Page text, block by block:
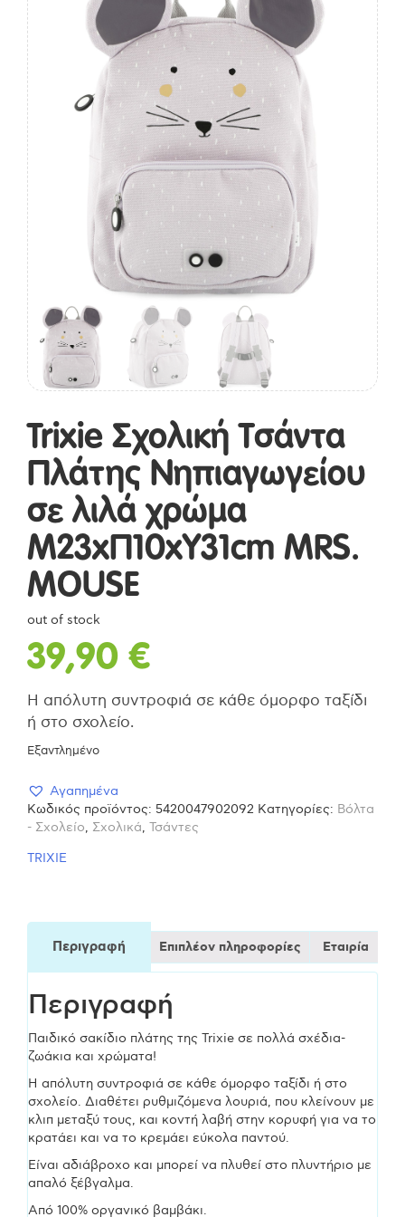
Trixie Σχολική Τσάντα
Πλάτης Νηπιαγωγείου
σε λιλά χρώμα
Μ23xΠ10xΥ31cm MRS.
MOUSE
out of stock
39,90 €
Η απόλυτη συντροφιά σε κάθε όμορφο ταξίδι
ή στο σχολείο.
Εξαντλημένο
Αγαπημένα
Κωδικός προϊόντος: 5420047902092 Κατηγορίες: Βόλτα
- Σχολείο, Σχολικά, Τσάντες
TRIXIE
Περιγραφή Επιπλέον πληροφορίες Εταιρία
Περιγραφή
Παιδικό σακίδιο πλάτης της Trixie σε πολλά σχέδια-
ζωάκια και χρώματα!
Η απόλυτη συντροφιά σε κάθε όμορφο ταξίδι ή στο
σχολείο. Διαθέτει ρυθμιζόμενα λουριά, που κλείνουν με
κλιπ μεταξύ τους, και κοντή λαβή στην κορυφή για να το
κρατάει και να το κρεμάει εύκολα παντού.
Είναι αδιάβροχο και μπορεί να πλυθεί στο πλυντήριο με
απαλό ξέβγαλμα.
Από 100% οργανικό βαμβάκι.